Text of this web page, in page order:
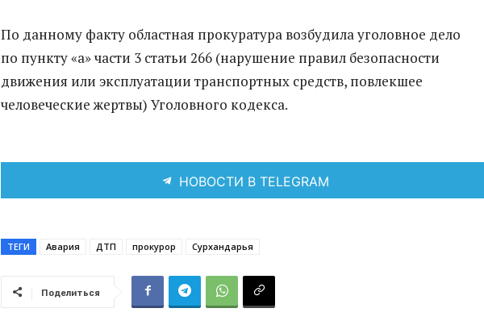
По данному факту областная прокуратура возбудила уголовное дело
по пункту «а» части 3 статьи 266 (нарушение правил безопасности
движения или эксплуатации транспортных средств, повлекшее
человеческие жертвы) Уголовного кодекса.
НОВОСТИ В TELEGRAM
ТЕГИ Авария ДТП прокурор Сурхандарья
Поделиться